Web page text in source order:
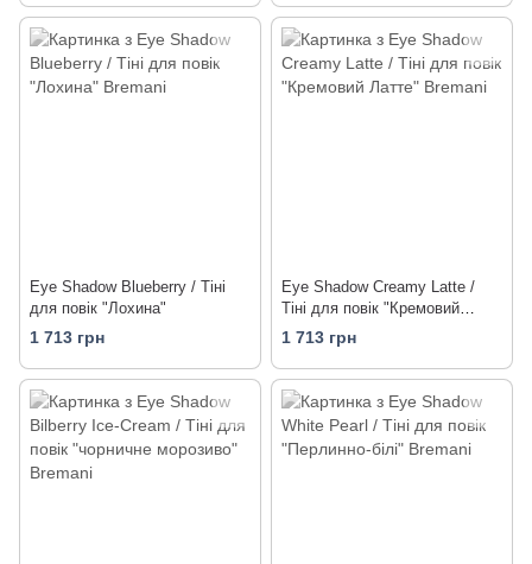
Eye Shadow Blueberry / Тіні
для повік "Лохина"
1 713 грн
Eye Shadow Creamy Latte /
Тіні для повік "Кремовий
Латте"
1 713 грн